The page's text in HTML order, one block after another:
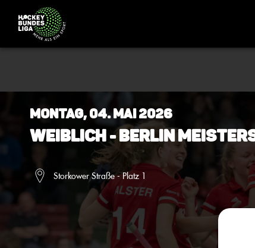
Montag, 04. Mai 2026
Weiblich - Berlin
Storkower Straße - Platz 1